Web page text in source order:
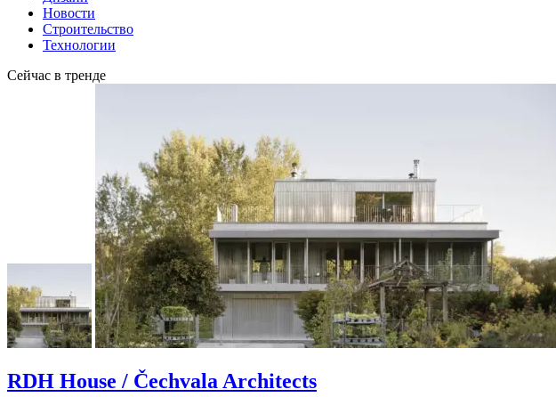
Новости
Строительство
Технологии
Сейчас в тренде
RDH House / Čechvala Architects